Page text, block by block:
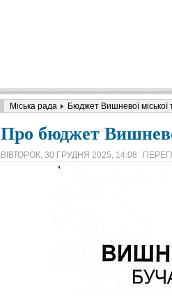
Міська рада Бюджет Вишневої міської
Про бюджет
ВІВТОРОК, 30 ГРУДНЯ 2025, 14:08